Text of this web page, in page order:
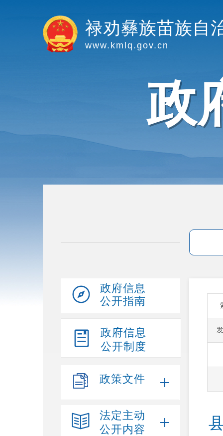
禄劝彝族苗族自
www.kmlq.gov.cn
政
政府信息
公开指南
政府信息
公开制度
政策文件
法定主动
公开内容